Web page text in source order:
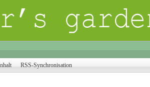
RSS-Synchronisation